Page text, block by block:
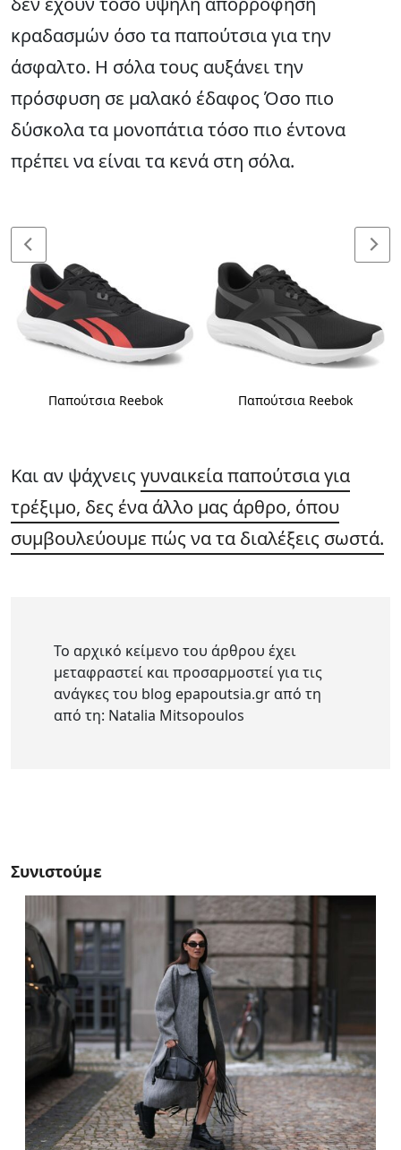
κραδασμών όσο τα παπούτσια για την
άσφαλτο. Η σόλα τους αυξάνει την
πρόσφυση σε μαλακό έδαφος Όσο πιο
δύσκολα τα μονοπάτια τόσο πιο έντονα
πρέπει να είναι τα κενά στη σόλα.
Παπούτσια Reebok Παπούτσια Reebok
Και αν ψάχνεις γυναικεία παπούτσια για
τρέξιμο, δες ένα άλλο μας άρθρο, όπου
συμβουλεύουμε πώς να τα διαλέξεις σωστά.
Το αρχικό κείμενο του άρθρου έχει
μεταφραστεί και προσαρμοστεί για τις
ανάγκες του blog epapoutsia.gr από τη
από τη: Natalia Mitsopoulos
Συνιστούμε